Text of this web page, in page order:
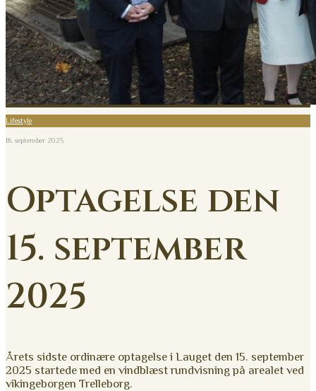
Lifestyle
18. september 2025
Optagelse den
15. september
2025
Årets sidste ordinære optagelse i Lauget den 15. september
2025 startede med en vindblæst rundvisning på arealet ved
vikingeborgen Trelleborg.